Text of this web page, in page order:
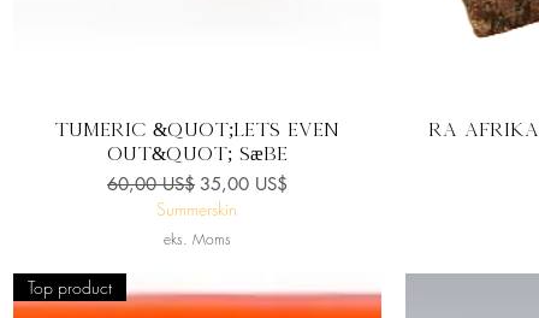
Hurtigvisning
Tumeric &quot;Lets Even
Out&quot; sæbe
Regulær pris
60,00 US$ Salgspris
35,00 US$
Summerskin
eks. Moms
Rå
Top product